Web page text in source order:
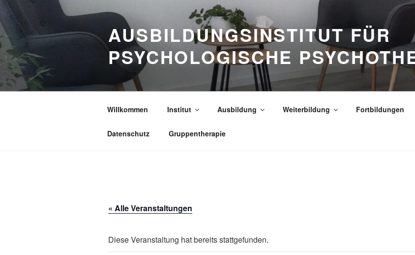
Zum
Inhalt
springen
AUSBILDUNGSINSTITUT FÜR
PSYCHOLOGISCHE
Willkommen Institut Ausbildung Weiterbildung Fortbildungen
Datenschutz Gruppentherapie
« Alle Veranstaltungen
Diese Veranstaltung hat bereits stattgefunden.